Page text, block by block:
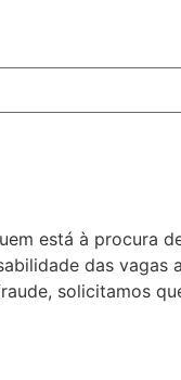
está à procura
das vagas
solicitamos